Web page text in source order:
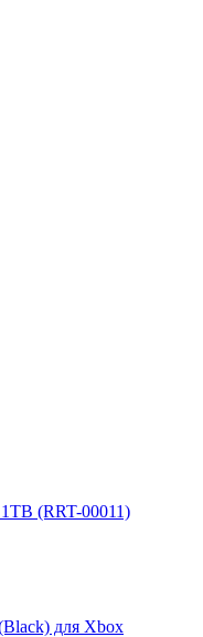
(RRT-00011)
для Xbox